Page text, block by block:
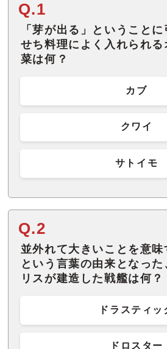
Q.1
「芽が出る」ということ
せち料理によく入れられ
菜は何？
カブ
クワイ
サトイモ
Q.2
並外れて大きいことを意味
という言葉の由来となっ
リスが建造した戦艦は何？
ドラスティッ
ドロスター